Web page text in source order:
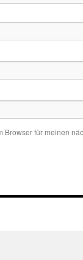
für meinen